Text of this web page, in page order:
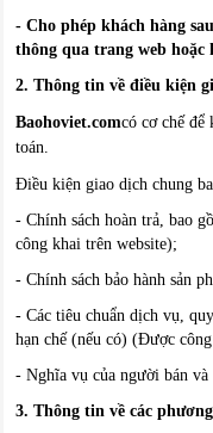
- Cho phép khách hàng
thông qua trang web hoặc
2. Thông tin về điều kiện
Baohoviet.comcó cơ chế
toán.
Điều kiện giao dịch chung
- Chính sách hoàn trả, bao
công khai trên website);
- Chính sách bảo hành sản
- Các tiêu chuẩn dịch vụ,
hạn chế (nếu có) (Được
- Nghĩa vụ của người bán
3. Thông tin về các